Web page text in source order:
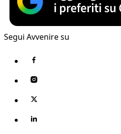
Segui Avvenire su